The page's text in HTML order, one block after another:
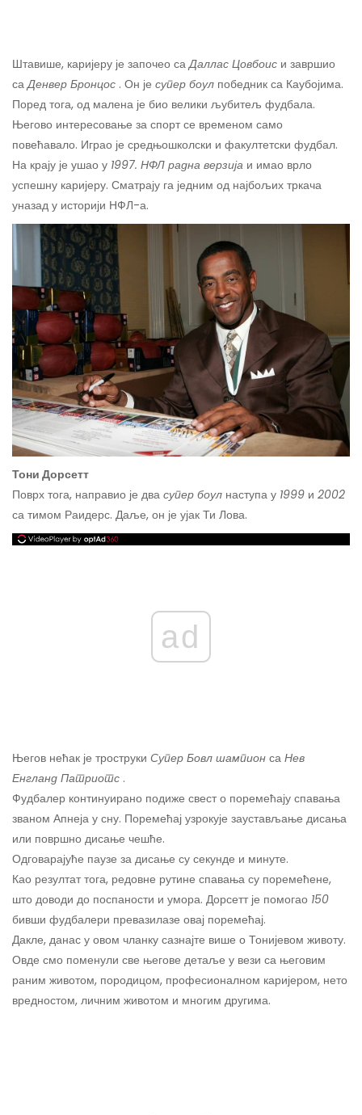
Штавише, каријеру је започео саДаллас Цовбоис и завршио
саДенвер Бронцос . Он је супер боул победник са Каубојима.
Поред тога, од малена је био велики љубитељ фудбала.
Његово интересовање за спорт се временом само
повећавало. Играо је средњошколски и факултетски фудбал.
На крају је ушао у 1997. НФЛ радна верзија и имао врло
успешну каријеру. Сматрају га једним од најбољих тркача
уназад у историји НФЛ-а.
Тони Дорсетт
Поврх тога, направио је два супер боул наступа у 1999 и 2002
са тимом Раидерс. Даље, он је ујак Ти Лова.
ad
Његов нећак је троструки Супер Бовл шампион са Нев
Енгланд Патриотс .
Фудбалер континуирано подиже свест о поремећају спавања
званом Апнеја у сну. Поремећај узрокује заустављање дисања
или површно дисање чешће.
Одговарајуће паузе за дисање су секунде и минуте.
Као резултат тога, редовне рутине спавања су поремећене,
што доводи до поспаности и умора. Дорсетт је помогао 150
бивши фудбалери превазилазе овај поремећај.
Дакле, данас у овом чланку сазнајте више о Тонијевом животу.
Овде смо поменули све његове детаље у вези са његовим
раним животом, породицом, професионалном каријером, нето
вредностом, личним животом и многим другима.